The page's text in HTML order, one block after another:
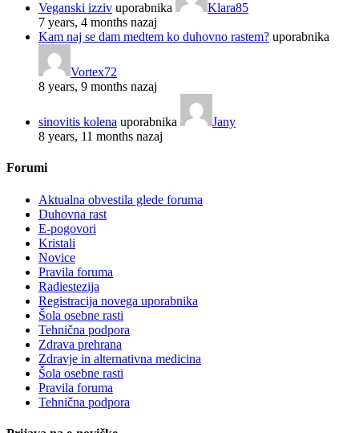
Veganski izziv uporabnika
Klara85
7 years, 4 months nazaj
Kam naj se dam medtem ko duhovno rastem? uporabnika
Vortex72
8 years, 9 months nazaj
sinovitis kolena uporabnika
Jany
8 years, 11 months nazaj
Forumi
Aktualna obvestila glede foruma
Duhovna rast
E-pogovori
Kristali
Novice
Pravila foruma
Radiestezija
Registracija novega uporabnika
Šola osebne rasti
Tehnična podpora
Zdrava prehrana
Zdravje in alternativna medicina
Šola osebne rasti
Pravila foruma
Tehnična podpora